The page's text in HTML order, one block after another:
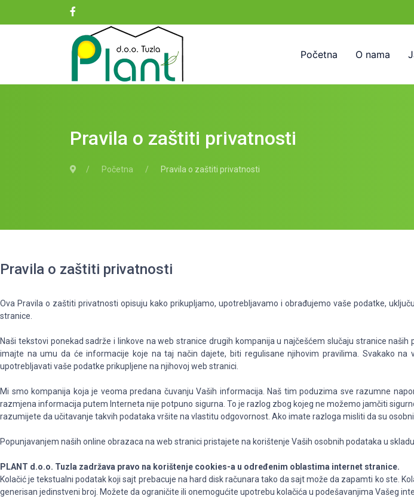
Početna O nama
Pravila o zaštiti privatnosti
Početna Pravila o zaštiti privatnosti
Pravila o zaštiti privatnosti
Ova Pravila o zaštiti privatnosti opisuju kako prikupljamo, upotrebljavamo i obrađujemo vaše podatke,
stranice.
Naši tekstovi ponekad sadrže i linkove na web stranice drugih kompanija u najčešćem slučaju stranice
imajte na umu da će informacije koje na taj način dajete, biti regulisane njihovim pravilima. Svakako
upotrebljavati vaše podatke prikupljene na njihovoj web stranici.
Mi smo kompanija koja je veoma predana čuvanju Vaših informacija. Naš tim poduzima sve razumne
razmjena informacija putem Interneta nije potpuno sigurna. To je razlog zbog kojeg ne možemo jamčiti
razumijete da učitavanje takvih podataka vršite na vlastitu odgovornost. Ako imate razloga misliti da su
Popunjavanjem naših online obrazaca na web stranici pristajete na korištenje Vaših osobnih podataka u
PLANT d.o.o. Tuzla zadržava pravo na korištenje cookies-a u određenim oblastima internet stranice.
Kolačić je tekstualni podatak koji sajt prebacuje na hard disk računara tako da sajt može da zapamti ko ste.
generisan jedinstveni broj. Možete da ograničite ili onemogućite upotrebu kolačića u podešavanjima Vašeg